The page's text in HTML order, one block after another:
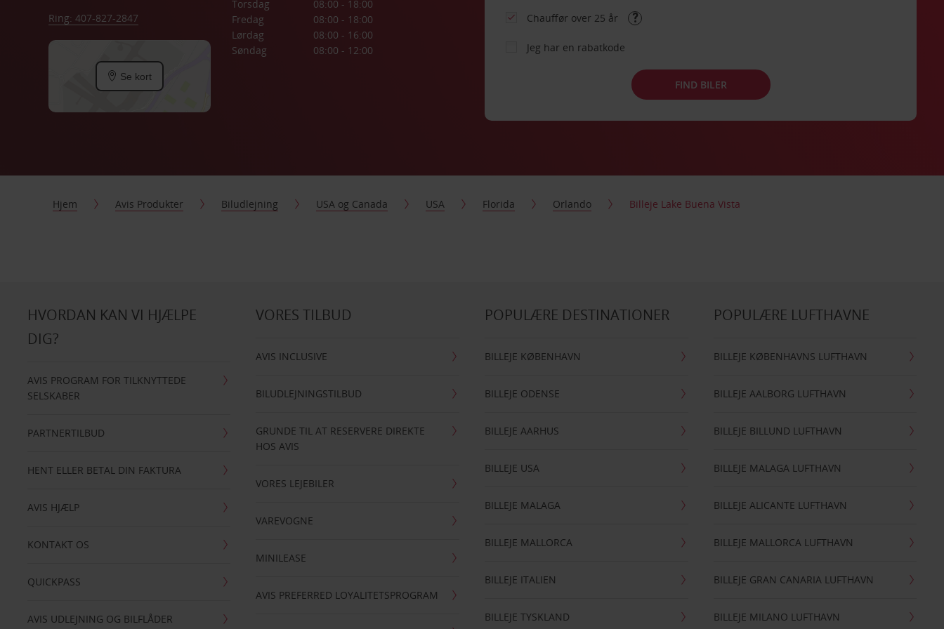
Ring: 407-827-2847
Se kort
Torsdag
08:00 - 18:00
Fredag
08:00 - 18:00
Lørdag
08:00 - 16:00
Søndag
08:00 - 12:00
Chauffør over 25 år
Jeg har en rabatkode
FIND BILER
Hjem Avis Produkter Biludlejning USA og Canada USA Florida Orlando Billeje Lake Buena Vista
HVORDAN KAN VI HJÆLPE
DIG?
AVIS PROGRAM FOR TILKNYTTEDE
SELSKABER
PARTNERTILBUD
HENT ELLER BETAL DIN FAKTURA
AVIS HJÆLP
KONTAKT OS
QUICKPASS
AVIS UDLEJNING OG BILFLÅDER
VORES TILBUD
AVIS INCLUSIVE
BILUDLEJNINGSTILBUD
GRUNDE TIL AT RESERVERE DIREKTE
HOS AVIS
VORES LEJEBILER
VAREVOGNE
MINILEASE
AVIS PREFERRED LOYALITETSPROGRAM
POPULÆRE DESTINATIONER
BILLEJE KØBENHAVN
BILLEJE ODENSE
BILLEJE AARHUS
BILLEJE USA
BILLEJE MALAGA
BILLEJE MALLORCA
BILLEJE ITALIEN
BILLEJE TYSKLAND
POPULÆRE LUFTHAVNE
BILLEJE KØBENHAVNS LUFTHAVN
BILLEJE AALBORG LUFTHAVN
BILLEJE BILLUND LUFTHAVN
BILLEJE MALAGA LUFTHAVN
BILLEJE ALICANTE LUFTHAVN
BILLEJE MALLORCA LUFTHAVN
BILLEJE GRAN CANARIA LUFTHAVN
BILLEJE MILANO LUFTHAVN